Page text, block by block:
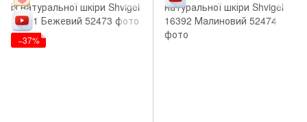
−37%